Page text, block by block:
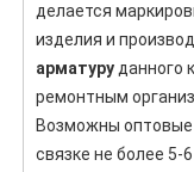
делается
изделия и
арматуру данного
ремонтным
Возможны
связке не более 5-